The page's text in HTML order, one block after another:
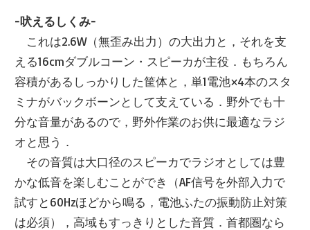
-吠えるしくみ-
これは2.6W（無歪み出力）の大出力と，それを支
える16cmダブルコーン・スピーカが主役．もちろん
容積があるしっかりした筐体と，単1電池×4本のスタ
ミナがバックボーンとして支えている．野外でも十
分な音量があるので，野外作業のお供に最適なラジ
オと思う．
その音質は大口径のスピーカでラジオとしては豊
かな低音を楽しむことができ（AF信号を外部入力で
試すと60Hzほどから鳴る，電池ふたの振動防止対策
は必須），高域もすっきりとした音質．首都圏なら